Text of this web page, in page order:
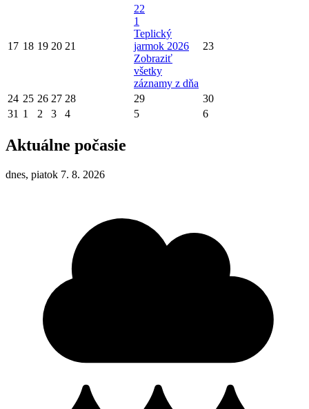
17 18 19 20 21
22
1
Teplický
jarmok 2026
Zobraziť
všetky
záznamy z dňa
23
24 25 26 27 28 29
30
31 1 2 3 4 5 6
Aktuálne počasie
dnes, piatok 7. 8. 2026